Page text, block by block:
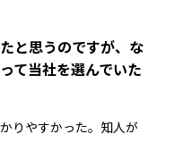
と思うのですが、な
て当社を選んでいた
りやすかった。知人が